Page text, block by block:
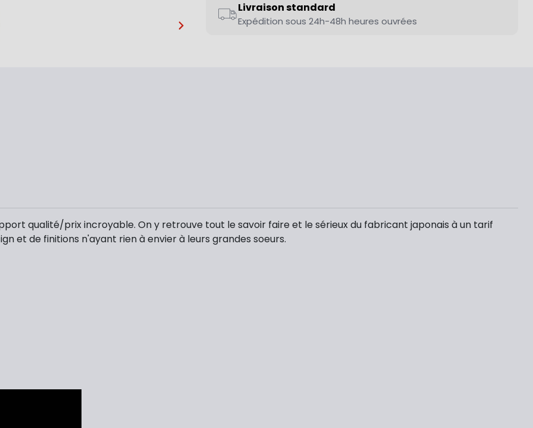
…
Livraison standard
Expédition sous 24h-48h heures ouvrées
qualité/prix incroyable. On y retrouve tout le savoir faire et le sérieux du fabricant japonais à un tarif
et de finitions n'ayant rien à envier à leurs grandes soeurs.